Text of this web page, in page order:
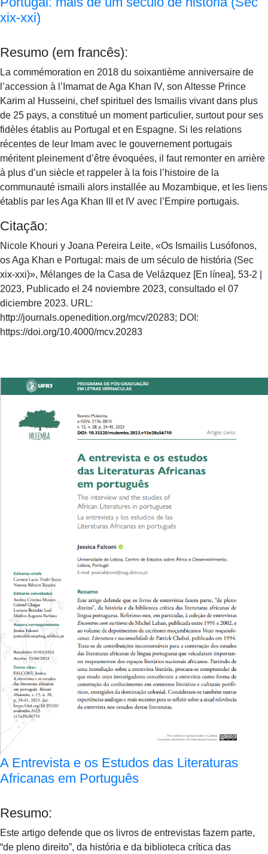
xix-xxi)
Resumo (em francês):
La commémoration en 2018 du soixantième anniversaire de
l’accession à l’Imamat de Aga Khan IV, son Altesse Prince
Karim al Husseini, chef spirituel des Ismailis vivant dans plus
de 25 pays, a constitué un moment particulier, surtout pour ses
fidèles établis au Portugal et en Espagne. Si les relations
récentes de leur Imam avec le gouvernement portugais
méritent pleinement d’être évoquées, il faut remonter en arrière
à plus d’un siècle et rappeler à la fois l’histoire de la
communauté ismaili alors installée au Mozambique, et les liens
établis par les Aga Khan III et IV avec l’Empire portugais.
Citação:
Nicole Khouri y Joana Pereira Leite, «Os Ismailis Lusófonos,
os Aga Khan e Portugal: mais de um século de história (Sec
xix-xxi)», Mélanges de la Casa de Velázquez [En línea], 53-2 |
2023, Publicado el 24 noviembre 2023, consultado el 07
diciembre 2023. URL:
http://journals.openedition.org/mcv/20283; DOI:
https://doi.org/10.4000/mcv.20283
A Entrevista e os Estudos das Literaturas
Africanas em Português
Resumo:
Este artigo defende que os livros de entrevistas fazem parte,
“de pleno direito”, da história e da biblioteca crítica das